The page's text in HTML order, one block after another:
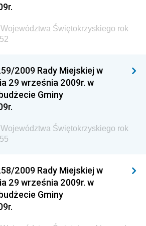
Ministerstwa Przemysłu
Ministerstwa Rolnictwa i
Ministra Rodziny, Pracy i Polityki
Ministra Cyfryzacji
Ministra Rozwoju
Ministra Infrastruktury i
Świętokrzyskiego rok
2009 Rady Miejskiej w
29 września 2009r. w
Gminy
Świętokrzyskiego rok
2009 Rady Miejskiej w
29 września 2009r. w
Gminy